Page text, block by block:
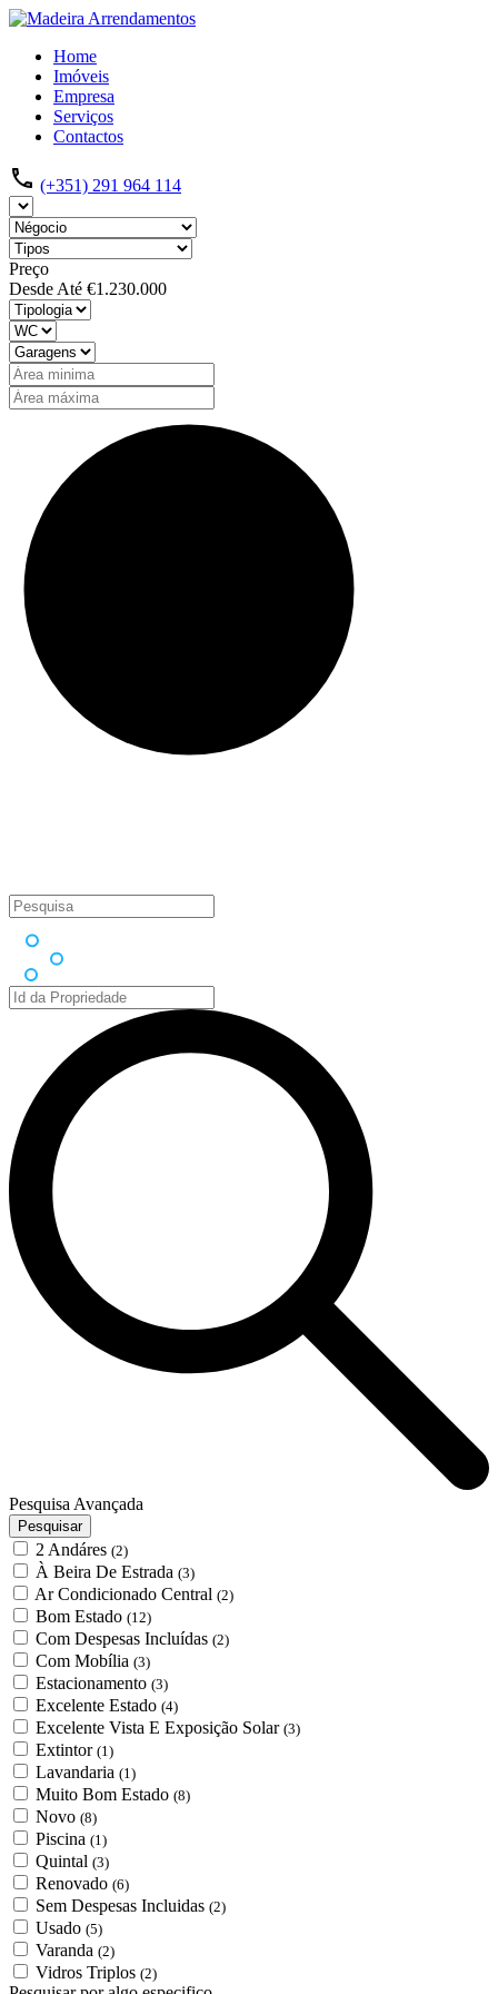
Home
Imóveis
Empresa
Serviços
Contactos
(+351) 291 964 114
Preço
Desde Até €1.230.000
Pesquisa Avançada
Pesquisar
2 Andáres (2)
À Beira De Estrada (3)
Ar Condicionado Central (2)
Bom Estado (12)
Com Despesas Incluídas (2)
Com Mobília (3)
Estacionamento (3)
Excelente Estado (4)
Excelente Vista E Exposição Solar (3)
Extintor (1)
Lavandaria (1)
Muito Bom Estado (8)
Novo (8)
Piscina (1)
Quintal (3)
Renovado (6)
Sem Despesas Incluidas (2)
Usado (5)
Varanda (2)
Vidros Triplos (2)